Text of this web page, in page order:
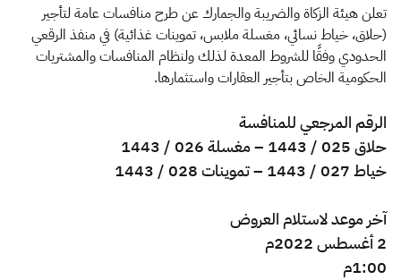
اقتراحات
الزكاة الجمارك
ضريبة القيمة المضافة
الإقرار الضريبي
التصرفات العقارية
​​​تعلن هيئة الزكاة والضريبة والجمارك عن طرح منافسات عامة لتأجير
(حلاق، خياط نسائي، مغسلة ملابس، تموينات غذائية) في منفذ الرقعي
الحدودي وفقًا للشروط المعدة لذلك ولنظام المنافسات والمشتريات
الحكومية الخاص بتأجير العقارات واستثمارها.
الرقم المرجعي للمنافسة
حلاق 025 / 1443 – مغسلة 026 / 1443
خياط 027 / 1443 – تموينات 028 / 1443
​آخر موعد لاستلام العروض
2 أغسطس 2022م
1:00م